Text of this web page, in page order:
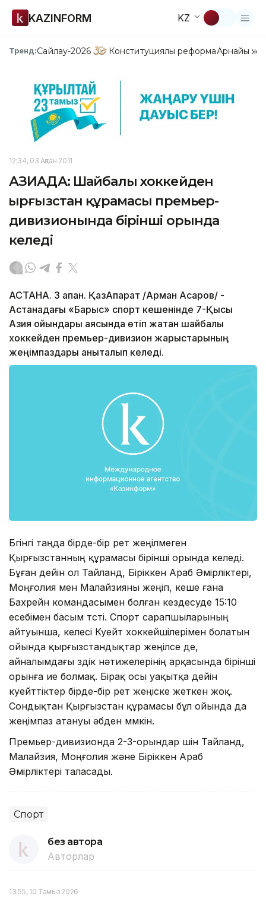
KAZINFORM KZ
Тренд:Сайлау-2026 Конституциялық реформаАрнайы
12:34, 03 Ақпан 2011
АЗИАДА: Шайбалы хоккейден
Қырғызстан құрамасы премьер-
дивизионында бірінші орында
келеді
АСТАНА. 3 ақпан. ҚазАқпарат /Арман Асқаров/ -
Астанадағы «Барыс» спорт кешенінде 7-Қысқы
Азия ойындары аясында өтіп жатқан шайбалы
хоккейден премьер-дивизион жарыстарының
жеңімпаздары анықталып келеді.
Бүгінгі таңда бірде-бір рет жеңілмеген
Қырғызстанның құрамасы бірінші орында келеді.
Бұған дейін ол Тайланд, Біріккен Араб Әмірліктері,
Моңғолия мен Малайзияны жеңіп, кеше ғана
Бахрейн командасымен болған кездесуде 15:10
есебімен басым түсті. Спорт сарапшыларының
айтуынша, келесі Куейт хоккейшілерімен болатын
ойында қырғызстандықтар жеңілсе де,
айналымдағы үздік нәтижелерінің арқасында бірінші
орынға ие болмақ. Бірақ осы уақытқа дейін
куейттіктер бірде-бір рет жеңіске жеткен жоқ.
Сондықтан Қырғызстан құрамасы бұл ойында да
жеңімпаз атануы әбден мүмкін.
Премьер-дивизионда 2-3-орындар үшін Тайланд,
Малайзия, Моңғолия және Біріккен Араб
Әмірліктері таласады.
Спорт
без автора
Авторлар
13:55, 10 Тамыз 2026